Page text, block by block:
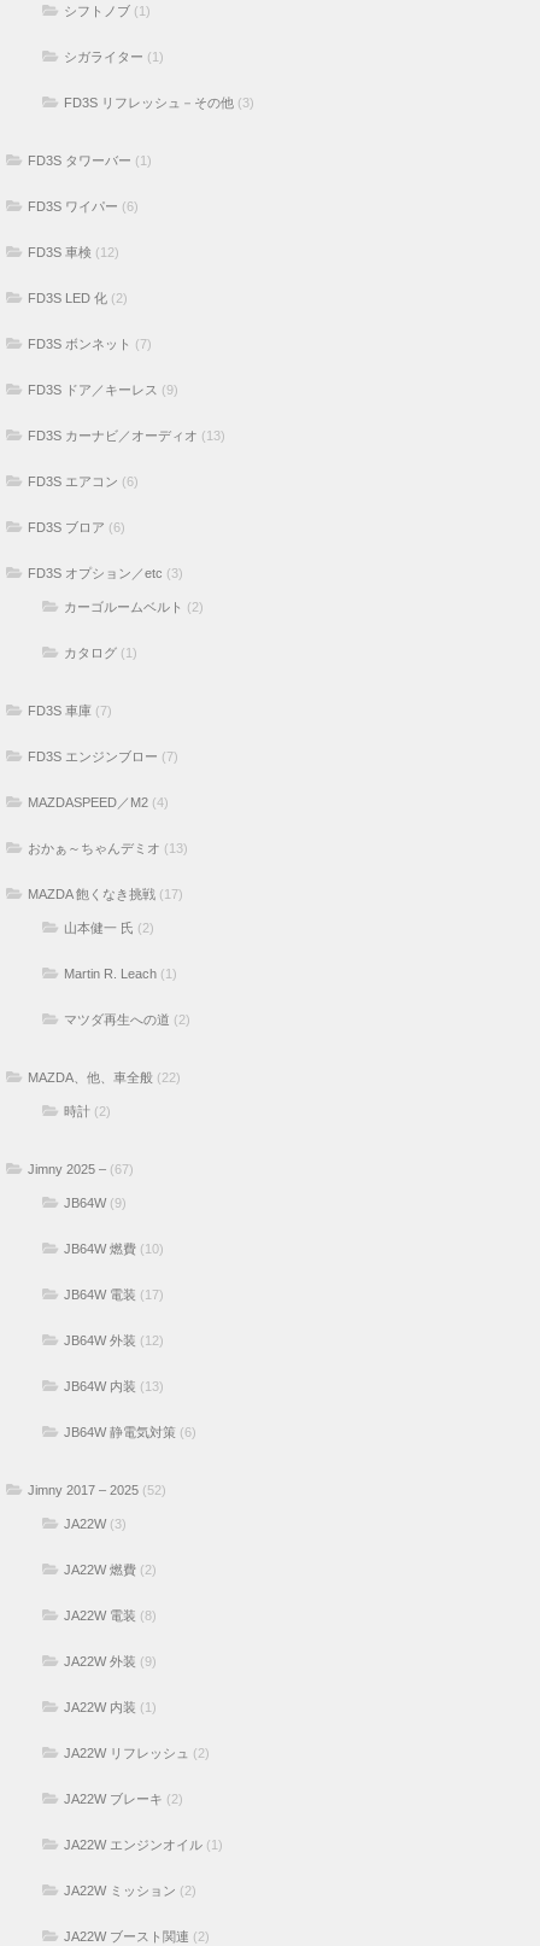
シフトノブ (1)
シガライター (1)
FD3S リフレッシュ－その他 (3)
FD3S タワーバー (1)
FD3S ワイパー (6)
FD3S 車検 (12)
FD3S LED 化 (2)
FD3S ボンネット (7)
FD3S ドア／キーレス (9)
FD3S カーナビ／オーディオ (13)
FD3S エアコン (6)
FD3S ブロア (6)
FD3S オプション／etc (3)
カーゴルームベルト (2)
カタログ (1)
FD3S 車庫 (7)
FD3S エンジンブロー (7)
MAZDASPEED／M2 (4)
おかぁ～ちゃんデミオ (13)
MAZDA 飽くなき挑戦 (17)
山本健一 氏 (2)
Martin R. Leach (1)
マツダ再生への道 (2)
MAZDA、他、車全般 (22)
時計 (2)
Jimny 2025 – (67)
JB64W(9)
JB64W 燃費 (10)
JB64W 電装 (17)
JB64W 外装 (12)
JB64W 内装 (13)
JB64W 静電気対策 (6)
Jimny 2017 – 2025 (52)
JA22W(3)
JA22W 燃費 (2)
JA22W 電装 (8)
JA22W 外装 (9)
JA22W 内装 (1)
JA22W リフレッシュ (2)
JA22W ブレーキ (2)
JA22W エンジンオイル (1)
JA22W ミッション (2)
JA22W ブースト関連 (2)